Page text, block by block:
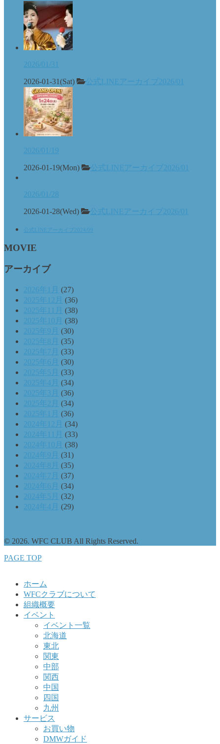
2026/01/31
2026-01-31(Sat) 公式LINEアーカイブ2026/01
2026/01/19
2026-01-19(Mon) 公式LINEアーカイブ2026/01
2026/01/28
2026-01-28(Wed) 公式LINEアーカイブ2026/01
公式LINEアーカイブ2024/09
MOVIE
アーカイブ
2026年1月 (27)
2025年12月 (36)
2025年11月 (38)
2025年10月 (38)
2025年9月 (30)
2025年8月 (35)
2025年7月 (33)
2025年6月 (30)
2025年5月 (33)
2025年4月 (34)
2025年3月 (36)
2025年2月 (34)
2025年1月 (36)
2024年12月 (34)
2024年11月 (33)
2024年10月 (38)
2024年9月 (31)
2024年8月 (35)
2024年7月 (37)
2024年6月 (34)
2024年5月 (32)
2024年4月 (29)
© 2026. WFC CLUB All Rights Reserved.
PAGE TOP
ホーム
WFCクラブについて
組織概要
イベント
イベント一覧
北海道
東北
関東
中部
関西
中国
四国
九州
サービス
お買い物
DMWガイド